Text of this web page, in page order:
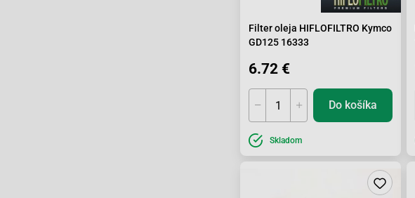
Filter oleja HIFLOFILTRO Kymco
GD125 16333
6.72 €
Do košíka
Skladom